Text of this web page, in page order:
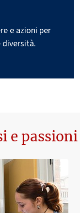
e azioni per
e passioni